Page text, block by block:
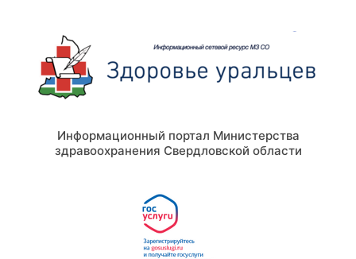
Информационный портал Министерства
здравоохранения Свердловской области